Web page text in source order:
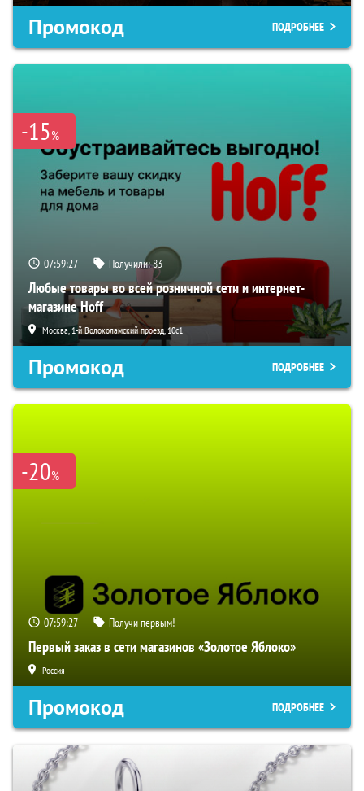
Промокод ПОДРОБНЕЕ
-15%
07:59:27 Получили:83
Любые товары во всей розничной сети и интернет-
магазине Hoff
Москва, 1-й Волоколамский проезд, 10с1
Промокод ПОДРОБНЕЕ
-20%
07:59:27 Получи первым!
Первый заказ в сети магазинов «Золотое Яблоко»
Россия
Промокод ПОДРОБНЕЕ